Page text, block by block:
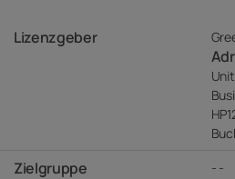
Lizenzgeber
Zielgruppe - -